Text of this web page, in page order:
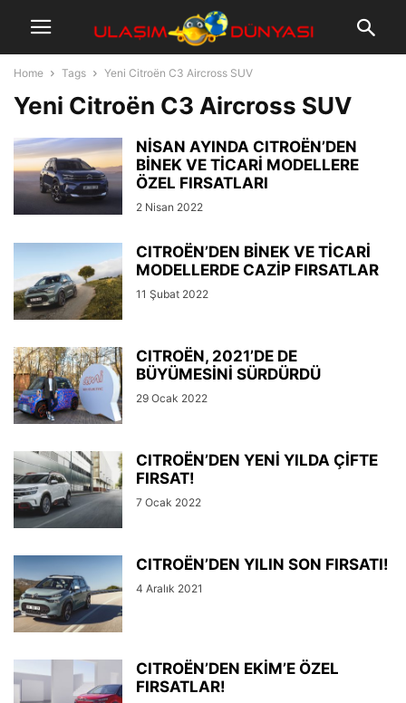
Home Tags Yeni Citroën C3 Aircross SUV
Yeni Citroën C3 Aircross SUV
NİSAN AYINDA CITROËN’DEN
BİNEK VE TİCARİ MODELLERE
ÖZEL FIRSATLARI
2 Nisan 2022
CITROËN’DEN BİNEK VE TİCARİ
MODELLERDE CAZİP FIRSATLAR
11 Şubat 2022
CITROËN, 2021’DE DE
BÜYÜMESİNİ SÜRDÜRDÜ
29 Ocak 2022
CITROËN’DEN YENİ YILDA ÇİFTE
FIRSAT!
7 Ocak 2022
CITROËN’DEN YILIN SON FIRSATI!
4 Aralık 2021
CITROËN’DEN EKİM’E ÖZEL
FIRSATLAR!